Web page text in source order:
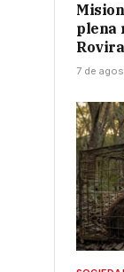
plena
7 de